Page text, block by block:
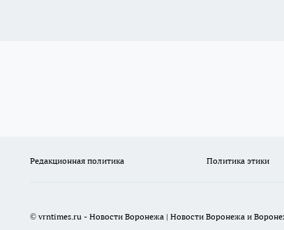
Редакционная политика Политика этики
© vrntimes.ru - Новости Воронежа | Новости Воронежа и